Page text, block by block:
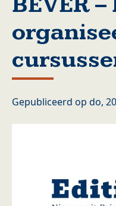
Gepubliceerd op do,